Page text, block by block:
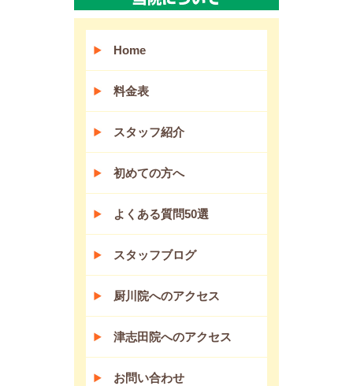
Home
料金表
スタッフ紹介
初めての方へ
よくある質問50選
スタッフブログ
厨川院へのアクセス
津志田院へのアクセス
お問い合わせ